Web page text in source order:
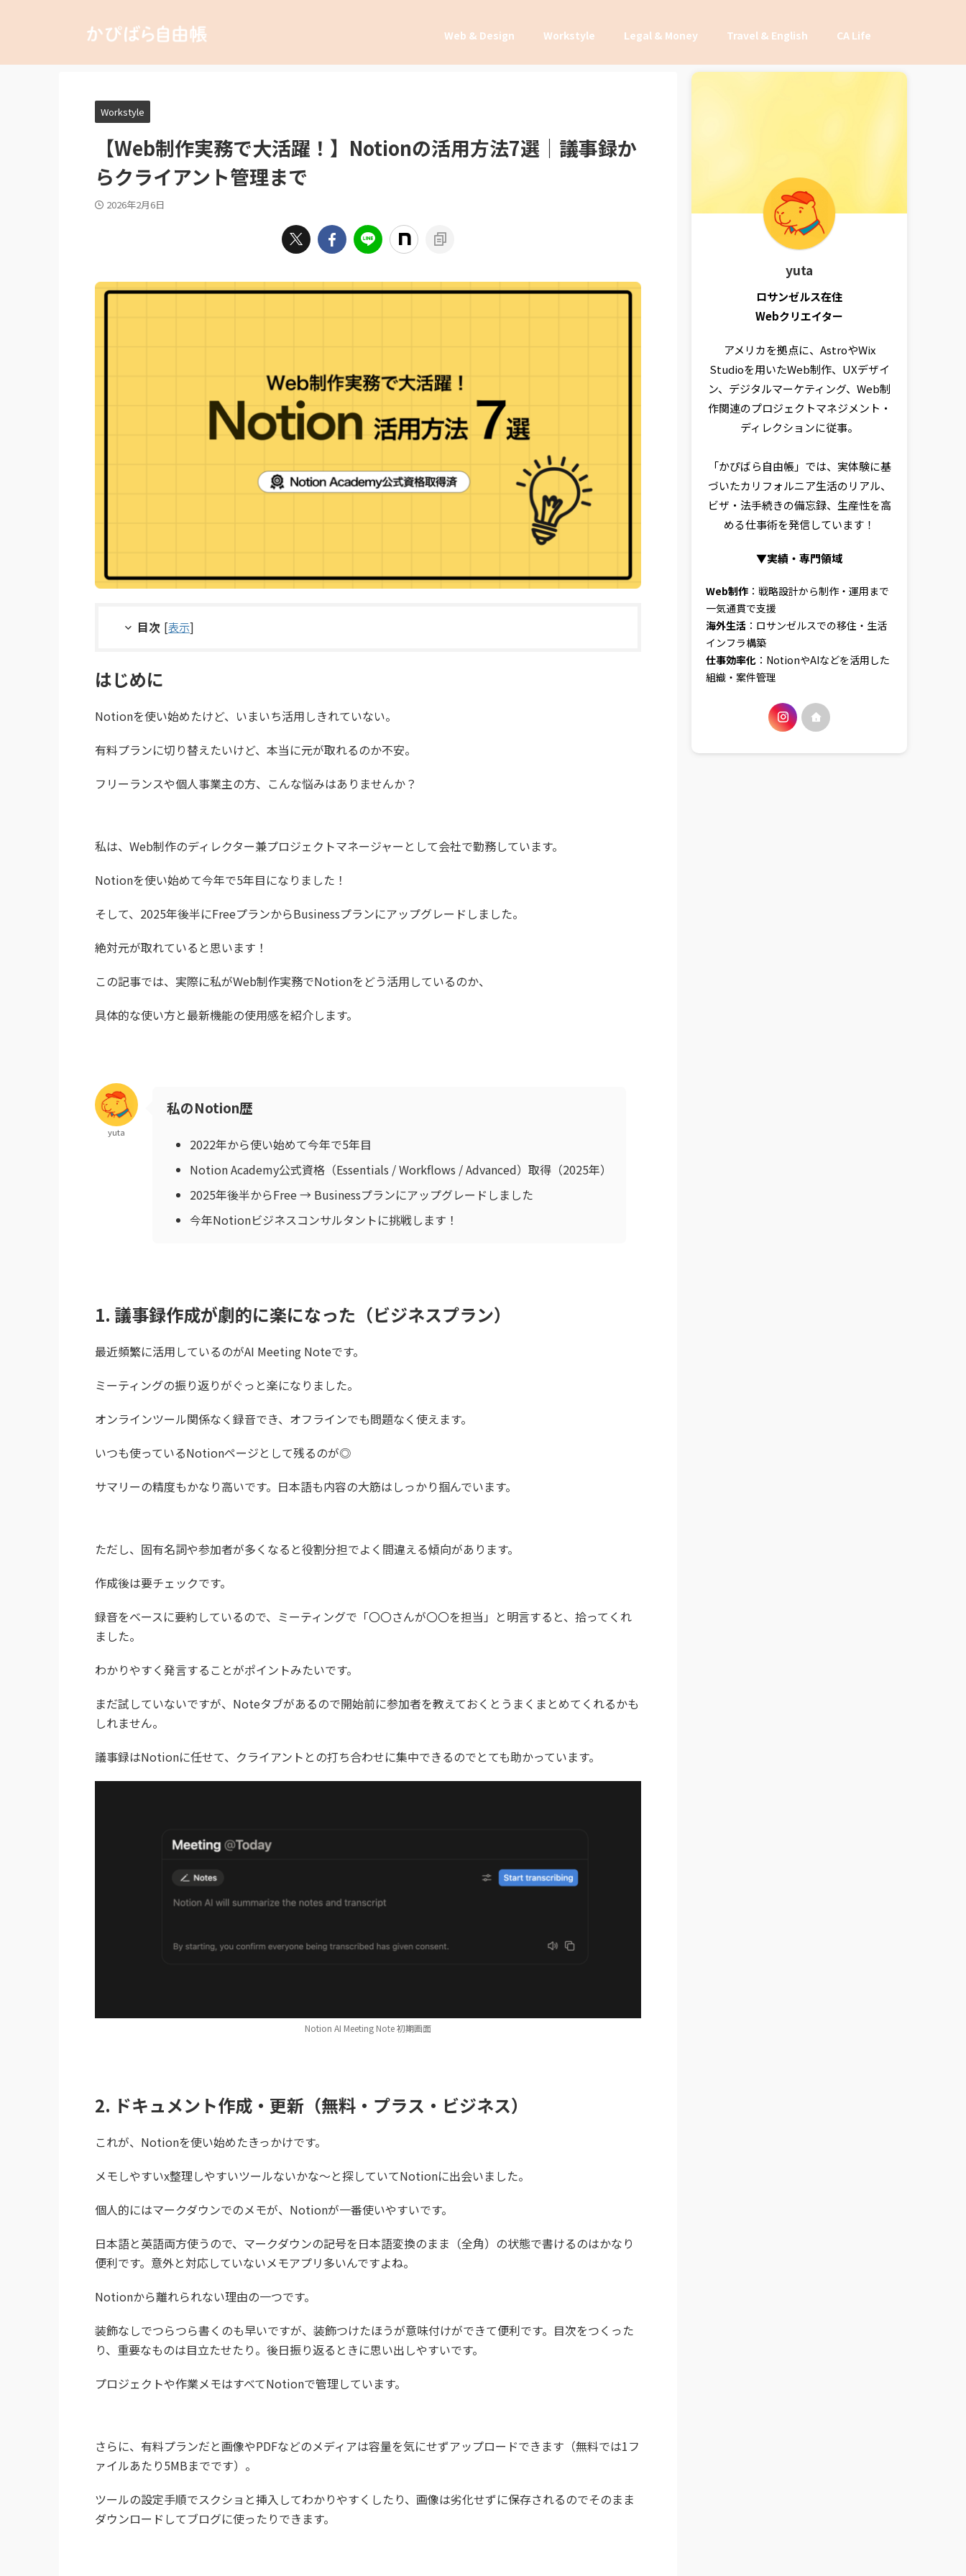
Web & Design Workstyle Legal & Money Travel & English CA Life
Workstyle
【Web制作実務で大活躍！】Notionの活用方法7選｜議事録か
らクライアント管理まで
2026年2月6日
目次 [表示]
はじめに
Notionを使い始めたけど、いまいち活用しきれていない。
有料プランに切り替えたいけど、本当に元が取れるのか不安。
フリーランスや個人事業主の方、こんな悩みはありませんか？
私は、Web制作のディレクター兼プロジェクトマネージャーとして会社で勤務しています。
Notionを使い始めて今年で5年目になりました！
そして、2025年後半にFreeプランからBusinessプランにアップグレードしました。
絶対元が取れていると思います！
この記事では、実際に私がWeb制作実務でNotionをどう活用しているのか、
具体的な使い方と最新機能の使用感を紹介します。
yuta
私のNotion歴
2022年から使い始めて今年で5年目
Notion Academy公式資格（Essentials / Workflows / Advanced）取得（2025年）
2025年後半からFree → Businessプランにアップグレードしました
今年Notionビジネスコンサルタントに挑戦します！
1. 議事録作成が劇的に楽になった（ビジネスプラン）
最近頻繁に活用しているのがAI Meeting Noteです。
ミーティングの振り返りがぐっと楽になりました。
オンラインツール関係なく録音でき、オフラインでも問題なく使えます。
いつも使っているNotionページとして残るのが◎
サマリーの精度もかなり高いです。日本語も内容の大筋はしっかり掴んでいます。
ただし、固有名詞や参加者が多くなると役割分担でよく間違える傾向があります。
作成後は要チェックです。
録音をベースに要約しているので、ミーティングで「〇〇さんが〇〇を担当」と明言すると、拾ってくれ
ました。
わかりやすく発言することがポイントみたいです。
まだ試していないですが、Noteタブがあるので開始前に参加者を教えておくとうまくまとめてくれるかも
しれません。
議事録はNotionに任せて、クライアントとの打ち合わせに集中できるのでとても助かっています。
Notion AI Meeting Note 初期画面
2. ドキュメント作成・更新（無料・プラス・ビジネス）
これが、Notionを使い始めたきっかけです。
メモしやすいx整理しやすいツールないかな～と探していてNotionに出会いました。
個人的にはマークダウンでのメモが、Notionが一番使いやすいです。
日本語と英語両方使うので、マークダウンの記号を日本語変換のまま（全角）の状態で書けるのはかなり
便利です。意外と対応していないメモアプリ多いんですよね。
Notionから離れられない理由の一つです。
装飾なしでつらつら書くのも早いですが、装飾つけたほうが意味付けができて便利です。目次をつくった
り、重要なものは目立たせたり。後日振り返るときに思い出しやすいです。
プロジェクトや作業メモはすべてNotionで管理しています。
さらに、有料プランだと画像やPDFなどのメディアは容量を気にせずアップロードできます（無料では1フ
ァイルあたり5MBまでです）。
ツールの設定手順でスクショと挿入してわかりやすくしたり、画像は劣化せずに保存されるのでそのまま
ダウンロードしてブログに使ったりできます。
yuta
ロサンゼルス在住
Webクリエイター
アメリカを拠点に、AstroやWix
Studioを用いたWeb制作、UXデザイ
ン、デジタルマーケティング、Web制
作関連のプロジェクトマネジメント・
ディレクションに従事。
「かぴばら自由帳」では、実体験に基
づいたカリフォルニア生活のリアル、
ビザ・法手続きの備忘録、生産性を高
める仕事術を発信しています！
▼実績・専門領域
Web制作 ：戦略設計から制作・運用まで
一気通貫で支援
海外生活 ：ロサンゼルスでの移住・生活
インフラ構築
仕事効率化 ：NotionやAIなどを活用した
組織・案件管理